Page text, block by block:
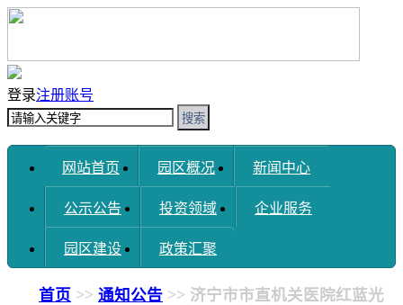
登录注册账号
搜索
网站首页 园区概况 新闻中心
公示公告 投资领域 企业服务
园区建设 政策汇聚
首页 >> 通知公告 >> 济宁市市直机关医院红蓝光